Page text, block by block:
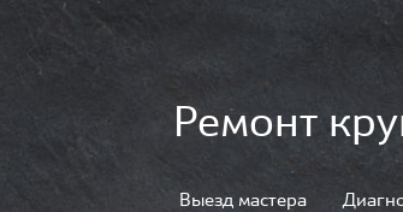
Ремонт
Выезд мастера